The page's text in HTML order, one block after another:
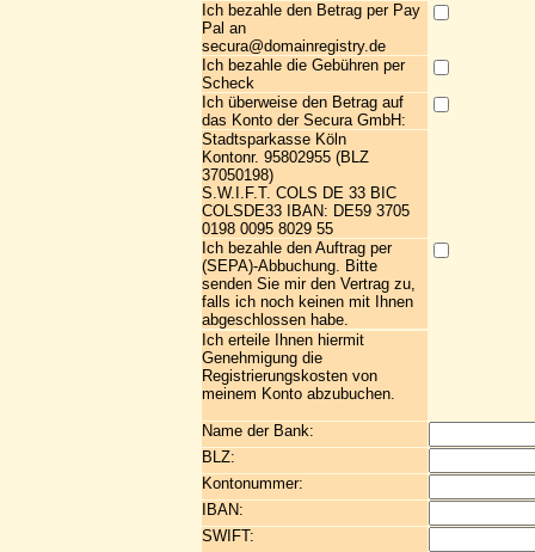
Ich bezahle den Betrag per Pay
Pal an
secura@domainregistry.de
Ich bezahle die Gebühren per
Scheck
Ich überweise den Betrag auf
das Konto der Secura GmbH:
Stadtsparkasse Köln
Kontonr. 95802955 (BLZ
37050198)
S.W.I.F.T. COLS DE 33 BIC
COLSDE33 IBAN: DE59 3705
0198 0095 8029 55
Ich bezahle den Auftrag per
(SEPA)-Abbuchung. Bitte
senden Sie mir den Vertrag zu,
falls ich noch keinen mit Ihnen
abgeschlossen habe.
Ich erteile Ihnen hiermit
Genehmigung die
Registrierungskosten von
meinem Konto abzubuchen.
Name der Bank:
BLZ:
Kontonummer:
IBAN:
SWIFT: